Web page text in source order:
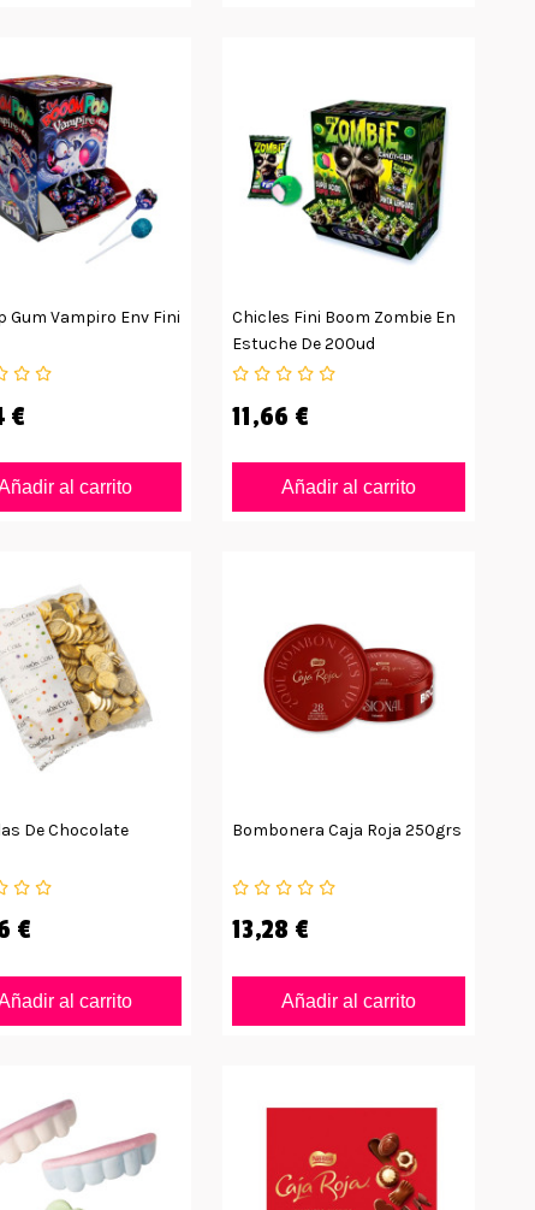
Gum Vampiro Env Fini
€
al carrito
Chicles Fini Boom Zombie En
Estuche De 200ud
11,66 €
Añadir al carrito
De Chocolate
€
al carrito
Bombonera Caja Roja 250grs
13,28 €
Añadir al carrito